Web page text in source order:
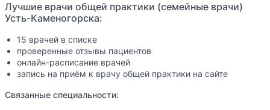
Лучшие врачи общей практики (семейные врачи)
Усть-Каменогорска:
15 врачей в списке
проверенные отзывы пациентов
онлайн-расписание врачей
запись на приём к врачу общей практики на сайте
Связанные специальности: